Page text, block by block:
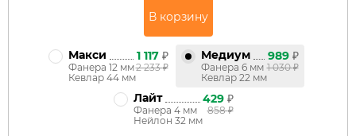
Макси
Фанера 12 мм
Кевлар 44 мм
1 117₽
2 233₽
Медиум
Фанера 6 мм
Кевлар 22 мм
989₽
1 030₽
Лайт
Фанера 4 мм
Нейлон 32 мм
429₽
858₽